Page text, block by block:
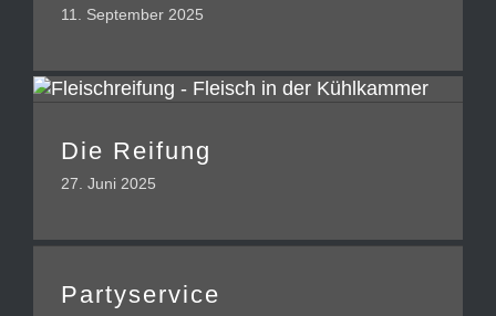
11. September 2025
Die Reifung
27. Juni 2025
Partyservice